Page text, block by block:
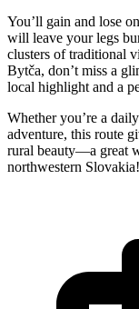
You’ll gain and lose
will leave your legs
clusters of traditional
Bytča, don’t miss a
local highlight and a
Whether you’re a
adventure, this route
rural beauty—a great
northwestern Slovakia!